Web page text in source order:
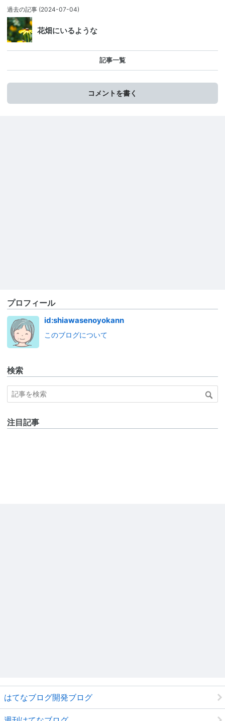
過去の記事 (2024-07-04)
花畑にいるような
記事一覧
コメントを書く
プロフィール
id:shiawasenoyokann
このブログについて
検索
注目記事
はてなブログ開発ブログ